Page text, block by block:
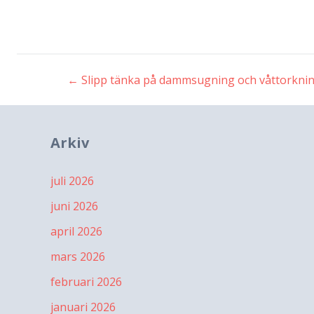
← Slipp tänka på dammsugning och
Arkiv
juli 2026
juni 2026
april 2026
mars 2026
februari 2026
januari 2026